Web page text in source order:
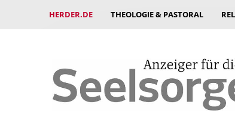
HERDER.DE THEOLOGIE & PASTORAL